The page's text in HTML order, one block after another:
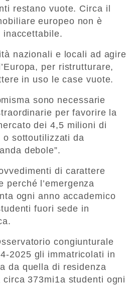
restano vuote. Circa il
europeo non è
inaccettabile.
nazionali e locali ad agire
per ristrutturare,
in uso le case vuote.
sono necessarie
per favorire la
dei 4,5 milioni di
o sottoutilizzati da
debole”.
di carattere
perché l’emergenza
ogni anno accademico
fuori sede in
congiunturale
2025 gli immatricolati in
da quella di residenza
373mi1a studenti ogni